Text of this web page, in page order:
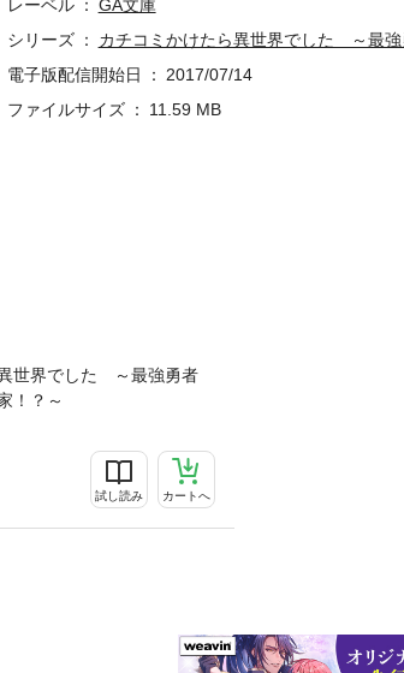
世界でした ～最強勇者
！？～
試し読み カートへ
レーベル
GA文庫
シリーズ
カチコミかけたら異世界でした ～最強
電子版配信開始日
2017/07/14
ファイルサイズ
11.59 MB